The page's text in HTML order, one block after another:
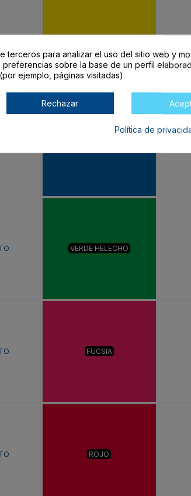
VERDE HELECHO
FUCSIA
ROJO
terceros para analizar el uso del sitio web y
sobre la base de un perfil
ejemplo, páginas visitadas).
Rechazar
Política de